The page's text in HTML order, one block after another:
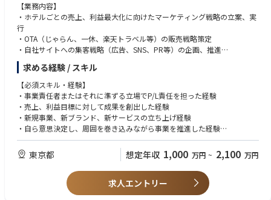
【業務内容】
・ホテルごとの売上、利益最大化に向けたマーケティング戦略の立案、実
行
・OTA（じゃらん、一休、楽天トラベル等）の販売戦略策定
・自社サイトへの集客戦略（広告、SNS、PR等）の企画、推進
・レベニューマネジメント（価格、販売戦略）の立案
・宿泊プラン、商品企画の立案
・新規開業ホテルのマーケティング戦略構築
・KPi、売上、利益管理
・マーケティング組織のマネジメント
・ホテル運営、営業、開発部門との横断プロジェクト推進
■ホテル一棟の経営を担うマーケティング
広告運用だけではなく、販売戦略・価格戦略・ブランド戦略・商品企画ま
で、ホテルの収益を左右する意思決定に携わります。マーケティングとい
う枠を超え、ホテル経営に近い視点で事業をリードできるポジションで
求める経験 / スキル
【必須スキル・経験】
・事業責任者またはそれに準ずる立場でP/L責任を担った経験
・売上、利益目標に対して成果を創出した経験
・新規事業、新ブランド、新サービスの立ち上げ経験
・自ら意思決定し、周囲を巻き込みながら事業を推進した経験
【歓迎スキル・経験】
・ホテル、旅行、観光、ライフスタイル、不動産領域での事業経験
・OTAやレベニューマネジメントに関する知見
・ブランド戦略、商品企画の経験
・デジタルマーケティングの経験
東京都 想定年収 1,000 万円 ~ 2,100 万円
求人エントリー